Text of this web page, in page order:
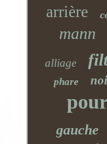
arrière
mann
alliage
phare
gauche